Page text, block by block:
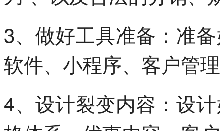
3、做好工具准备：准
软件、小程序、客户管
4、设计裂变内容：设